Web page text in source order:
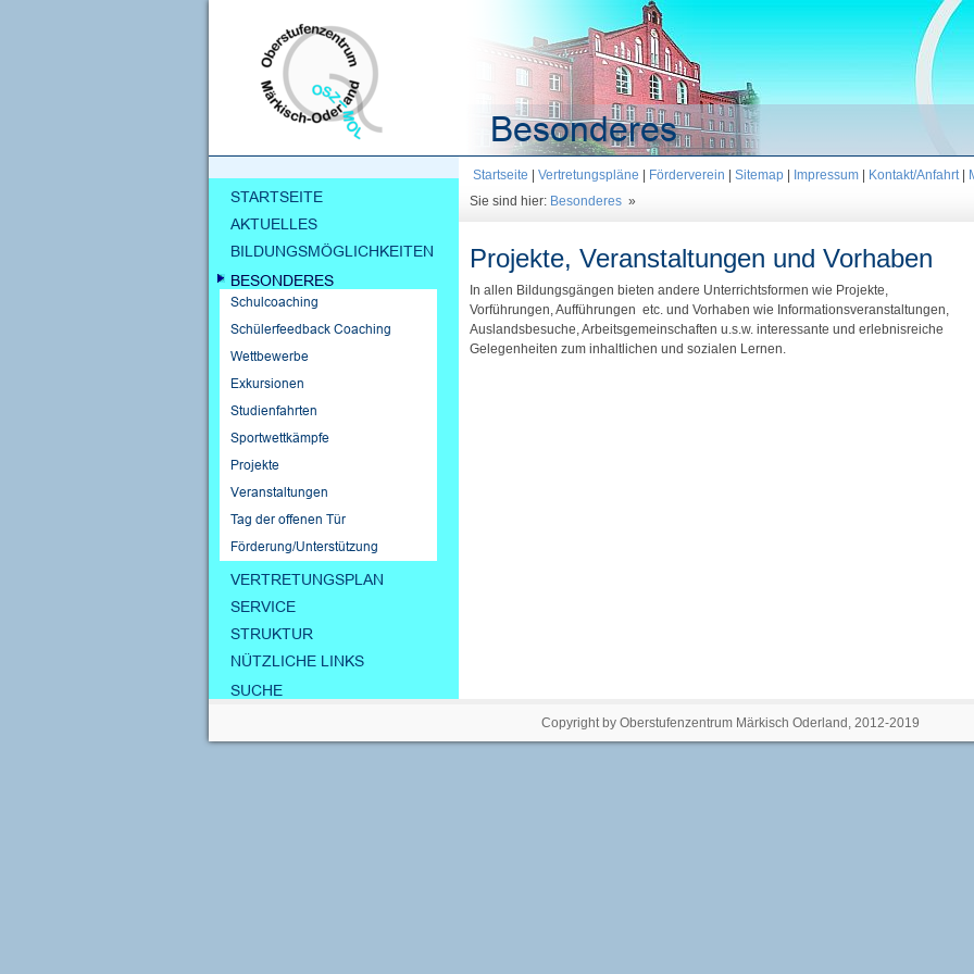
Startseite Vertretungspläne Förderverein Sitemap Impressum Kontakt/Anfahrt|
Sie sind hier: Besonderes »
Projekte, Veranstaltungen und Vorhaben
In allen Bildungsgängen bieten andere Unterrichtsformen wie Projekte,
Vorführungen, Aufführungen etc. und Vorhaben wie Informationsveranstaltungen,
Auslandsbesuche, Arbeitsgemeinschaften u.s.w. interessante und erlebnisreiche
Gelegenheiten zum inhaltlichen und sozialen Lernen.
Copyright by Oberstufenzentrum Märkisch Oderland, 2012-2019